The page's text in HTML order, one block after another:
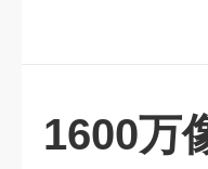
1600万